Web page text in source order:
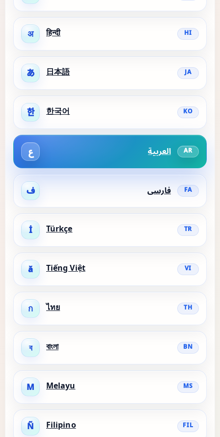
अ हिन्दी HI
あ 日本語 JA
한 한국어 KO
ع العربية AR
ف فارسی FA
İ Türkçe TR
ă Tiếng Việt VI
ก ไทย TH
ব বাংলা BN
M Melayu MS
Ñ Filipino FIL